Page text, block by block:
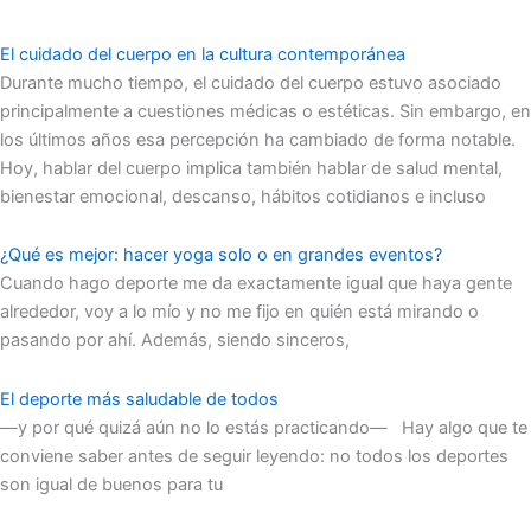
El cuidado del cuerpo en la cultura contemporánea
Durante mucho tiempo, el cuidado del cuerpo estuvo asociado
principalmente a cuestiones médicas o estéticas. Sin embargo, en
los últimos años esa percepción ha cambiado de forma notable.
Hoy, hablar del cuerpo implica también hablar de salud mental,
bienestar emocional, descanso, hábitos cotidianos e incluso
¿Qué es mejor: hacer yoga solo o en grandes eventos?
Cuando hago deporte me da exactamente igual que haya gente
alrededor, voy a lo mío y no me fijo en quién está mirando o
pasando por ahí. Además, siendo sinceros,
El deporte más saludable de todos
—y por qué quizá aún no lo estás practicando— Hay algo que te
conviene saber antes de seguir leyendo: no todos los deportes
son igual de buenos para tu